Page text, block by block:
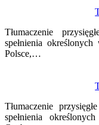
Tłumaczenie
spełnienia
Polsce,…
Tłumaczenie
spełnienia